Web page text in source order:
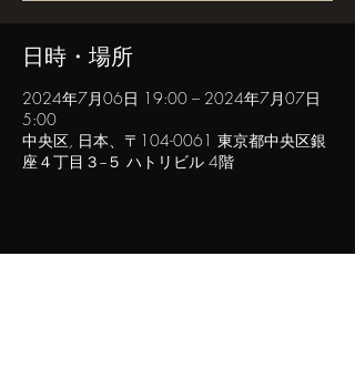
日時・場所
2024年7月06日 19:00 – 2024年7月07日
5:00
中央区, 日本、〒104-0061 東京都中央区銀
座４丁目３−５ ハトリビル 4階